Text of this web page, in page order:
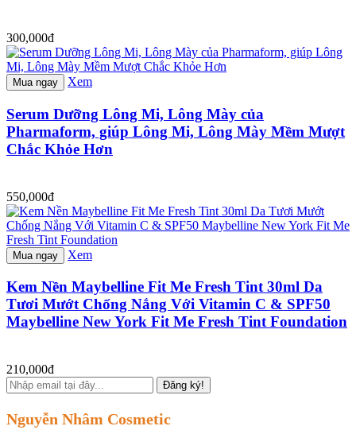
300,000đ
Mua ngay Xem
Serum Dưỡng Lông Mi, Lông Mày của
Pharmaform, giúp Lông Mi, Lông Mày Mềm Mượt
Chắc Khỏe Hơn
550,000đ
Mua ngay Xem
Kem Nền Maybelline Fit Me Fresh Tint 30ml Da
Tươi Mướt Chống Nắng Với Vitamin C & SPF50
Maybelline New York Fit Me Fresh Tint Foundation
210,000đ
Đăng ký!
Nguyễn Nhâm Cosmetic